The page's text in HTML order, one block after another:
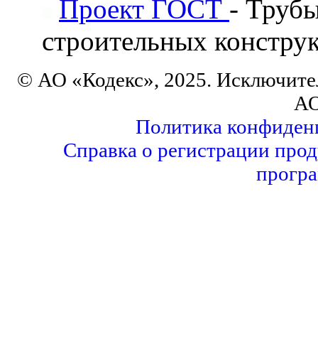
Проект ГОСТ -
строительных
© АО «Кодекс», 2025.
Политика
Справка о регистрации